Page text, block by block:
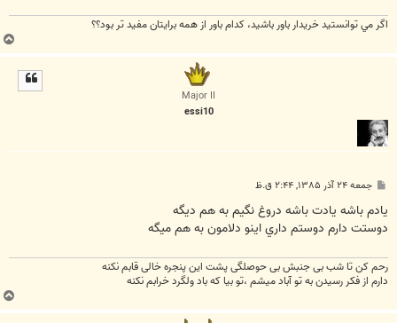
اگر مي توانستيد خريدار باور باشيد، كدام باور از همه برايتان مفيد تر بود؟؟
ب
ا
Major II
essi10
پ
ت
جمعه ۲۴ آذر ۱۳۸۵, ۲:۴۴ ق.ظ
يادم باشه يادت باشه دروغ نگيم به هم ديگه
دوستت دارم دوستم داري اينو دلامون به هم ميگه
رحم کن تا شب بی جنبش بی حوصلگی پشت این پنجره خالی قابم نکنه
دارم از فکر رسیدن به تو آباد میشم ،تو بیا که باد ولگرد خرابم نکنه
ب
ا